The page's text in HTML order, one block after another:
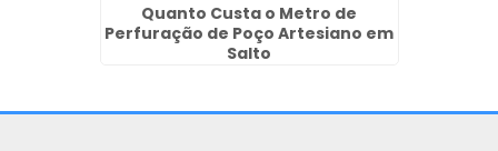
Quanto Custa o Metro de
Perfuração de Poço Artesiano em
Salto